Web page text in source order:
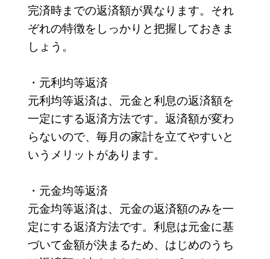
完済時までの返済額が異なります。それ
ぞれの特徴をしっかりと把握しておきま
しょう。
・元利均等返済
元利均等返済は、元金と利息の返済額を
一定にする返済方法です。返済額が変わ
らないので、毎月の家計を立てやすいと
いうメリットがあります。
・元金均等返済
元金均等返済は、元金の返済額のみを一
定にする返済方法です。利息は元金に基
づいて金額が決まるため、はじめのうち